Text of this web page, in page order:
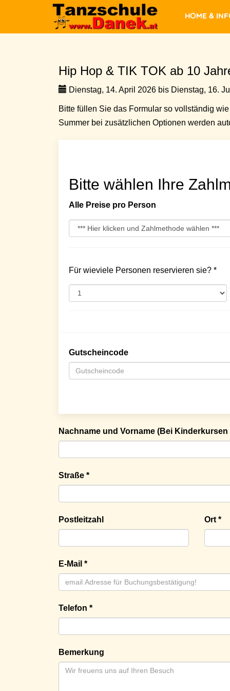
Home &
Hip Hop & TIK TOK ab 10
Dienstag, 14. April 2026 bis Dienstag, 16.
Bitte füllen Sie das Formular so vollständig
Summer bei zusätzlichen Optionen werden
Bitte wählen Ihre
Alle Preise pro Person
Für wieviele Personen reservieren sie? *
Gutscheincode
Nachname und Vorname (Bei
Straße *
Postleitzahl Ort *
E-Mail *
Telefon *
Bemerkung